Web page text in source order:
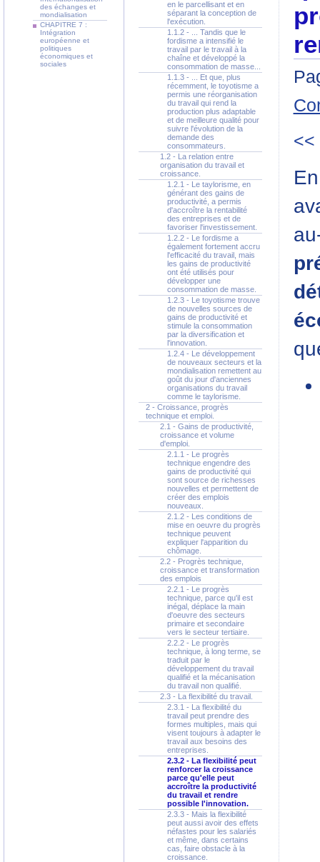
des échanges et
mondialisation
CHAPITRE 7 :
Intégration
européenne et
politiques
économiques et
sociales
en le parcellisant et en
séparant la conception de
l'exécution.
1.1.2 - ... Tandis que le
fordisme a intensifié le
travail par le travail à la
chaîne et développé la
consommation de masse...
1.1.3 - ... Et que, plus
récemment, le toyotisme a
permis une réorganisation
du travail qui rend la
production plus adaptable
et de meilleure qualité pour
suivre l'évolution de la
demande des
consommateurs.
1.2 - La relation entre
organisation du travail et
croissance.
1.2.1 - Le taylorisme, en
générant des gains de
productivité, a permis
d'accroître la rentabilité
des entreprises et de
favoriser l'investissement.
1.2.2 - Le fordisme a
également fortement accru
l'efficacité du travail, mais
les gains de productivité
ont été utilisés pour
développer une
consommation de masse.
1.2.3 - Le toyotisme trouve
de nouvelles sources de
gains de productivité et
stimule la consommation
par la diversification et
l'innovation.
1.2.4 - Le développement
de nouveaux secteurs et la
mondialisation remettent au
goût du jour d'anciennes
organisations du travail
comme le taylorisme.
2 - Croissance, progrès
technique et emploi.
2.1 - Gains de productivité,
croissance et volume
d'emploi.
2.1.1 - Le progrès
technique engendre des
gains de productivité qui
sont source de richesses
nouvelles et permettent de
créer des emplois
nouveaux.
2.1.2 - Les conditions de
mise en oeuvre du progrès
technique peuvent
expliquer l'apparition du
chômage.
2.2 - Progrès technique,
croissance et transformation
des emplois
2.2.1 - Le progrès
technique, parce qu'il est
inégal, déplace la main
d'oeuvre des secteurs
primaire et secondaire
vers le secteur tertiaire.
2.2.2 - Le progrès
technique, à long terme, se
traduit par le
développement du travail
qualifié et la mécanisation
du travail non qualifié.
2.3 - La flexibilité du travail.
2.3.1 - La flexibilité du
travail peut prendre des
formes multiples, mais qui
visent toujours à adapter le
travail aux besoins des
entreprises.
2.3.2 - La flexibilité peut
renforcer la croissance
parce qu'elle peut
accroître la productivité
du travail et rendre
possible l'innovation.
2.3.3 - Mais la flexibilité
peut aussi avoir des effets
néfastes pour les salariés
et même, dans certains
cas, faire obstacle à la
croissance.
<<